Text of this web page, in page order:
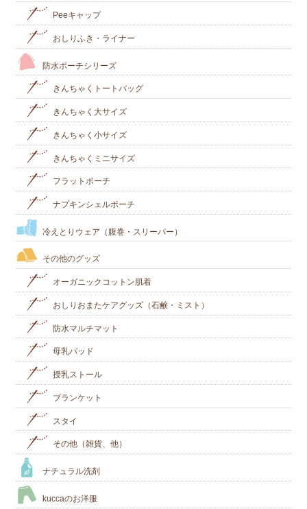
Peeキャップ
おしりふき・ライナー
防水ポーチシリーズ
きんちゃくトートバッグ
きんちゃく大サイズ
きんちゃく小サイズ
きんちゃくミニサイズ
フラットポーチ
ナプキンシェルポーチ
冷えとりウェア（腹巻・スリーパー）
その他のグッズ
オーガニックコットン肌着
おしりおまたケアグッズ（石鹸・ミスト）
防水マルチマット
母乳パッド
授乳ストール
ブランケット
スタイ
その他（雑貨、他）
ナチュラル洗剤
kuccaのお洋服